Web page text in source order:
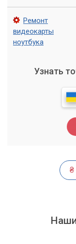
Профилактика
компьютером,
Регулярные
дорогостоящих
Не забывайте, что
это залог долгой
Важно отметить,
Кроме того,
Ремонт
видеокарты
ноутбука
Узнать
₴